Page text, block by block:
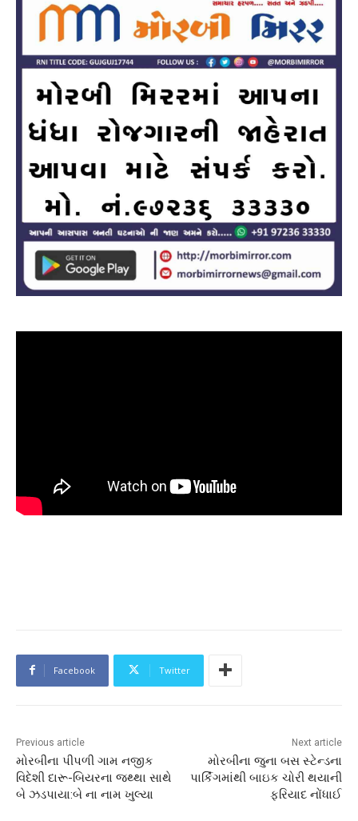
Facebook Twitter
Previous article
મોરબીના પીપળી ગામ નજીક
વિદેશી દારૂ-બિયરના જથ્થા સાથે
બે ઝડપાયા:બે ના નામ ખુલ્યા
Next article
મોરબીના જુના બસ સ્ટેન્ડના
પાર્કિંગમાંથી બાઇક ચોરી થયાની
ફરિયાદ નોંધાઈ